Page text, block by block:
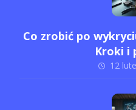
Co zrobić po
Kroki i
12